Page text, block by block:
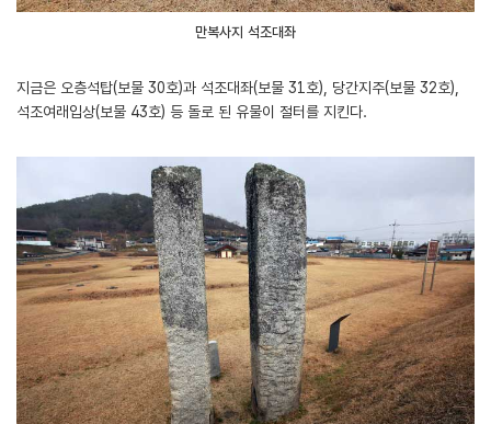
만복사지 석조대좌
지금은 오층석탑(보물 30호)과 석조대좌(보물 31호), 당간지주(보물 32호),
석조여래입상(보물 43호) 등 돌로 된 유물이 절터를 지킨다.